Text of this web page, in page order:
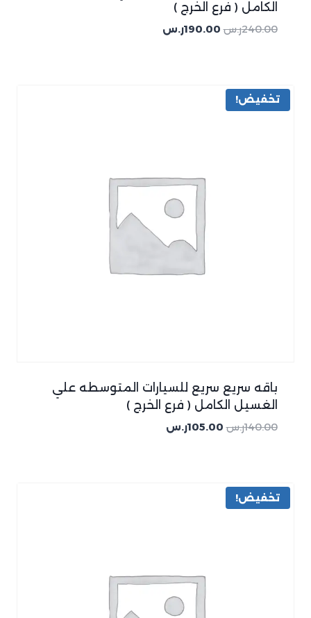
الكامل ( فرع الخرج )
240.00ر.س 190.00ر.س
تخفيض!
باقه سريع سريع للسيارات المتوسطه علي
الغسيل الكامل ( فرع الخرج )
140.00ر.س 105.00ر.س
تخفيض!